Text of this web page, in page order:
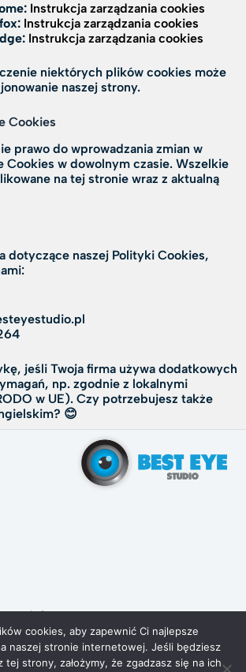
Instrukcja zarządzania cookies
Instrukcja zarządzania cookies
Instrukcja zarządzania cookies
niektórych plików cookies może
naszej strony.
Cookies
prawo do wprowadzania zmian w
Cookies w dowolnym czasie. Wszelkie
na tej stronie wraz z aktualną
dotyczące naszej Polityki Cookies,
jeśli Twoja firma używa dodatkowych
np. zgodnie z lokalnymi
w UE). Czy potrzebujesz także
😊
cookies, aby zapewnić Ci najlepsze
naszej stronie internetowej. Jeśli będziesz
tej strony, założymy, że zgadzasz się na ich